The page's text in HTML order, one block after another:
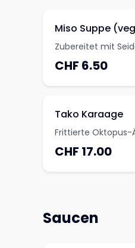
Miso Suppe
Zubereitet mit
CHF 6.50
Tako Karaage
Frittierte Oktopus-
CHF 17.00
Saucen